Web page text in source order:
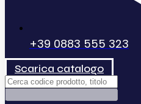
+39 0883 555 323
Scarica catalogo